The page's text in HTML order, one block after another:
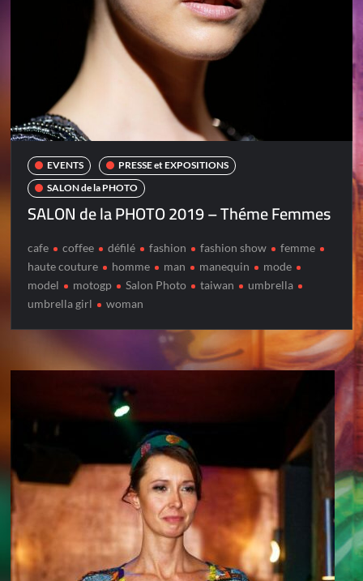
EVENTS
PRESSE et EXPOSITIONS
SALON de la PHOTO
SALON de la PHOTO 2019 – Théme Femmes
cafe coffee défilé fashion fashion show
femme
haute couture
homme man manequin
mode
model
motogp Salon Photo taiwan
umbrella
umbrella girl
woman